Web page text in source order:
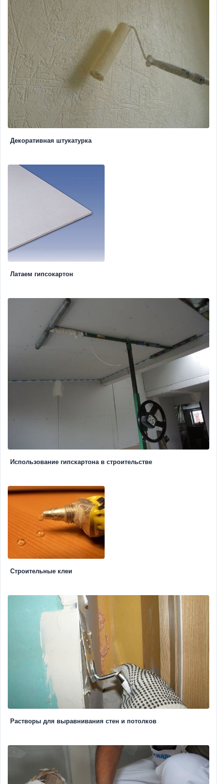
Декоративная штукатурка
Латаем гипсокартон
Использование гипскартона в строительстве
Строительные клеи
Растворы для выравнивания стен и потолков